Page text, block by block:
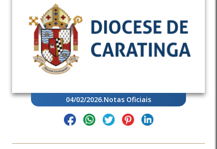
04/02/2026.Notas Oficiais